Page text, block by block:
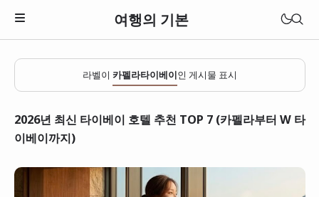
여행의 기본
라벨이 카펠라타이베이인 게시물 표시
2026년 최신 타이베이 호텔 추천 TOP 7 (카펠라부터 W 타
이베이까지)